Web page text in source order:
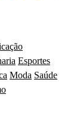
Esportes
Moda Saúde